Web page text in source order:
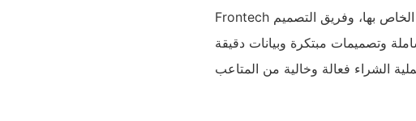
Frontech تتميز شركة قطع غيار السيارات بنظام الخدمة الفريد الخاص بها، وفريق التصميم
وتصميمات مبتكرة وبيانات دقيقة